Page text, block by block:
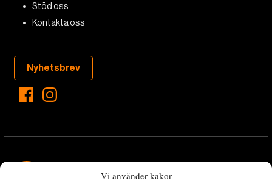
Vi använder kakor
Stöd oss
Kontakta oss
Nyhetsbrev